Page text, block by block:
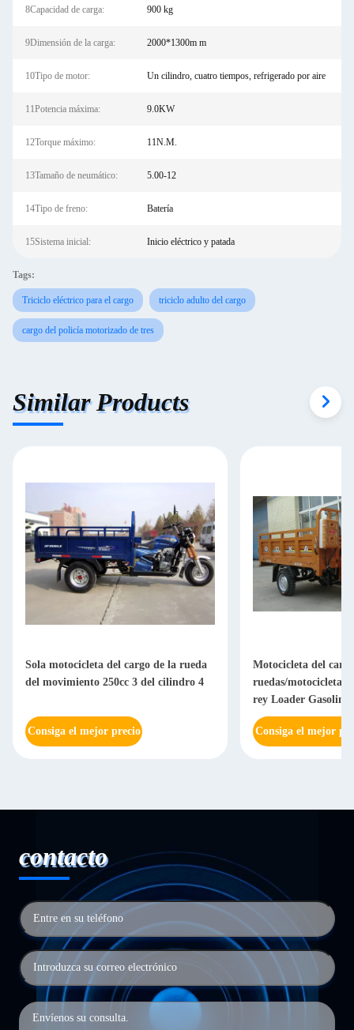
8Capacidad de carga: 900 kg
9Dimensión de la carga: 2000*1300m m
10Tipo de motor: Un cilindro, cuatro tiempos, refrigerado por aire
11Potencia máxima: 9.0KW
12Torque máximo: 11N.M.
13Tamaño de neumático: 5.00-12
14Tipo de freno: Batería
15Sistema inicial: Inicio eléctrico y patada
Tags:
Triciclo eléctrico para el cargo triciclo adulto del cargo
cargo del policía motorizado de tres
Similar Products
Motocicleta del cargo de tres
ruedas/motocicleta 300cc de la rueda de
Consiga el mejor precio
Motocicleta
rueda del
cargo 150CC con la
Consiga el mejor
contacto